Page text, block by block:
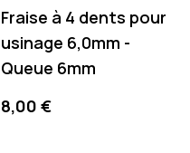
Fraise à 4 dents pour
usinage 6,0mm -
Queue 6mm
Preis
8,00 €